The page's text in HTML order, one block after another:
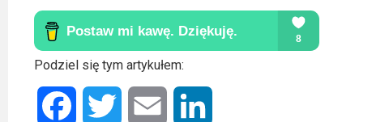
Podziel się tym artykułem:
Facebook Twitter Email